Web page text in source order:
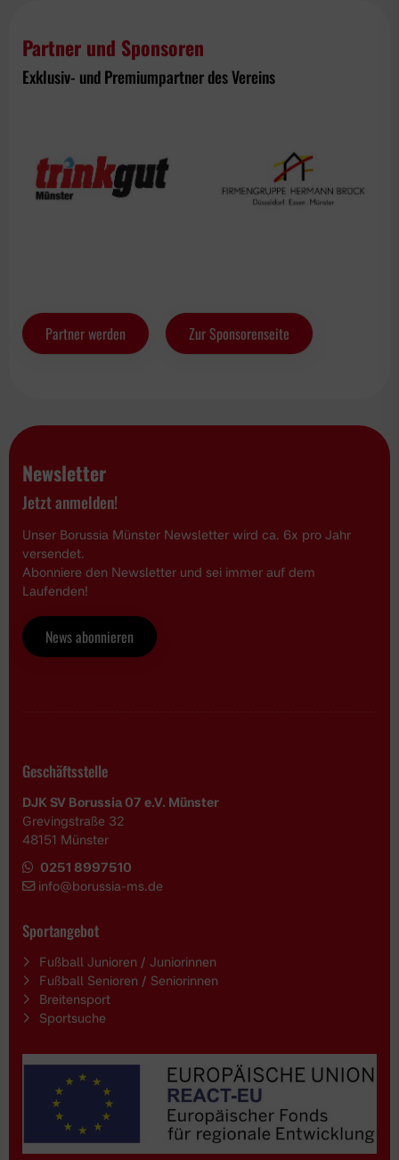
Partner und Sponsoren
Exklusiv- und Premiumpartner des Vereins
Partner werden Zur Sponsorenseite
Newsletter
Jetzt anmelden!
Unser Borussia Münster Newsletter wird ca. 6x pro Jahr
versendet.
Abonniere den Newsletter und sei immer auf dem
Laufenden!
News abonnieren
Geschäftsstelle
DJK SV Borussia 07 e.V. Münster
Grevingstraße 32
48151 Münster
0251 8997510
info@borussia-ms.de
Sportangebot
Fußball Junioren / Juniorinnen
Fußball Senioren / Seniorinnen
Breitensport
Sportsuche